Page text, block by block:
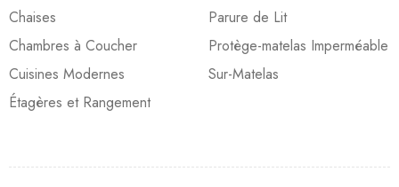
Chaises
Chambres à Coucher
Cuisines Modernes
Étagères et Rangement
Parure de Lit
Protège-matelas Imperméable
Sur-Matelas